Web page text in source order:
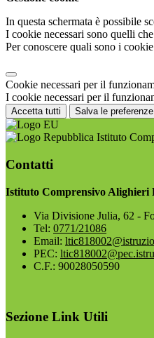
In questa schermata è possibile
I cookie necessari sono quelli
Per conoscere quali sono i
Cookie necessari per il
I cookie necessari per il
Accetta tutti Salva le preferenze
Istituto
Contatti
Istituto Comprensivo Alighieri
Via Divisione Julia, 62 -
Tel: 0771/21086
Email:
PEC:
C.F.: 90028050590
Sezione Link Utili